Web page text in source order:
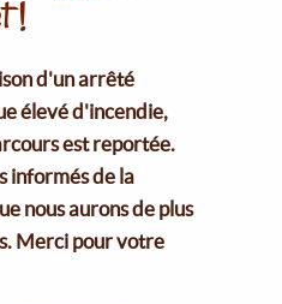
!
d'un arrêté
élevé d'incendie,
est reportée.
informés de la
nous aurons de plus
Merci pour votre